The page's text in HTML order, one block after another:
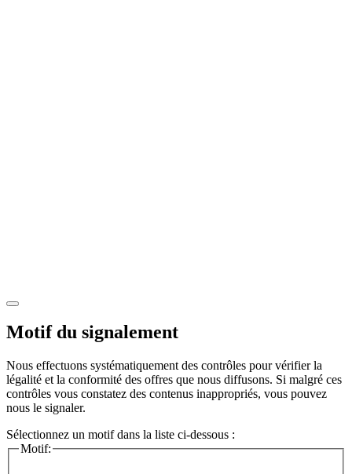
Motif du signalement
Nous effectuons systématiquement des contrôles pour vérifier la
légalité et la conformité des offres que nous diffusons. Si malgré ces
contrôles vous constatez des contenus inappropriés, vous pouvez
nous le signaler.
Sélectionnez un motif dans la liste ci-dessous :
Motif: